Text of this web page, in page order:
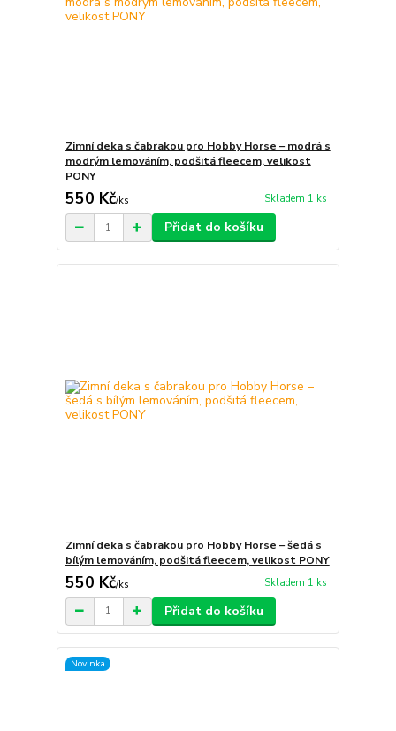
Zimní deka s čabrakou pro Hobby Horse – modrá s
modrým lemováním, podšitá fleecem, velikost
PONY
550 Kč/ks Skladem 1 ks
Přidat do košíku
Zimní deka s čabrakou pro Hobby Horse – šedá s
bílým lemováním, podšitá fleecem, velikost PONY
550 Kč/ks Skladem 1 ks
Přidat do košíku
Novinka